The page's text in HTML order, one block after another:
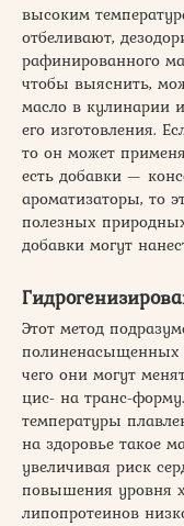
высоким
отбеливают,
рафинированного
чтобы выяснить,
масло в кулинарии
его изготовления.
то он может
есть добавки —
ароматизаторы, то
полезных
добавки могут
Этот метод
полиненасыщенных
чего они могут
цис- на транс-
температуры
на здоровье такое
увеличивая риск
повышения уровня
липопротеинов